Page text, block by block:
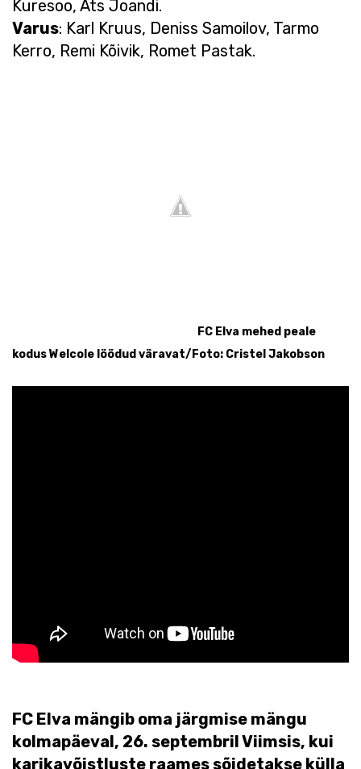
Kuresoo, Ats Joandi.
Varus: Karl Kruus, Deniss Samoilov, Tarmo
Kerro, Remi Kõivik, Romet Pastak.
FC Elva mehed peale
kodus Welcole löödud väravat/Foto: Cristel Jakobson
FC Elva mängib oma järgmise mängu
kolmapäeval, 26. septembril Viimsis, kui
karikavõistluste raames sõidetakse külla